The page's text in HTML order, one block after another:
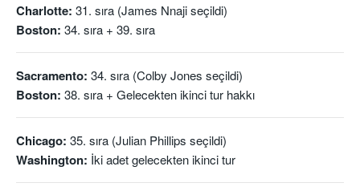
Charlotte: 31. sıra (James Nnaji seçildi)
Boston: 34. sıra + 39. sıra
Sacramento: 34. sıra (Colby Jones seçildi)
Boston: 38. sıra + Gelecekten ikinci tur hakkı
Chicago: 35. sıra (Julian Phillips seçildi)
Washington: İki adet gelecekten ikinci tur